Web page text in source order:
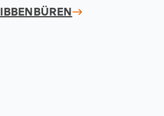
IBBENBÜREN